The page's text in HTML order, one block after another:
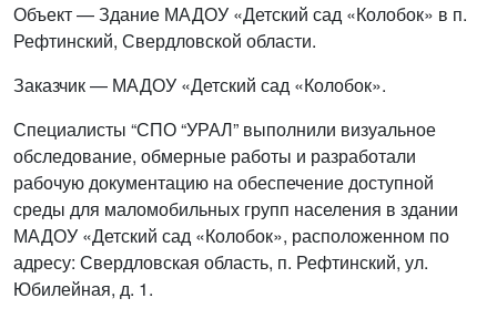
Объект — Здание МАДОУ «Детский сад «Колобок» в п.
Рефтинский, Свердловской области.
Заказчик — МАДОУ «Детский сад «Колобок».
Специалисты “СПО “УРАЛ” выполнили визуальное
обследование, обмерные работы и разработали
рабочую документацию на обеспечение доступной
среды для маломобильных групп населения в здании
МАДОУ «Детский сад «Колобок», расположенном по
адресу: Свердловская область, п. Рефтинский, ул.
Юбилейная, д. 1.